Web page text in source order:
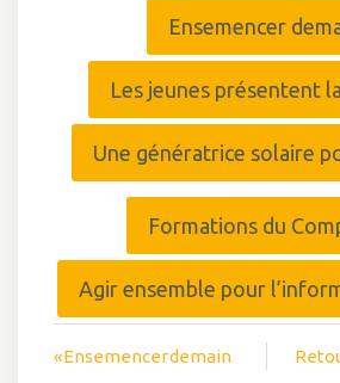
Ensemencer
Les jeunes présentent
Une génératrice solaire
Formations du
Agir ensemble pour
Navigation
« Ensemencer demain